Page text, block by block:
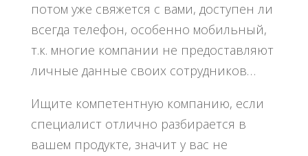
потом уже свяжется с вами, доступен ли
всегда телефон, особенно мобильный,
т.к. многие компании не предоставляют
личные данные своих сотрудников…
Ищите компетентную компанию, если
специалист отлично разбирается в
вашем продукте, значит у вас не